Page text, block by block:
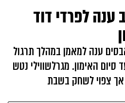
ענה לפרדי דוד
ענה למאמן במהלך תרגול
האימון. מגרלשווילי נטש
צפוי לשחק בשבת